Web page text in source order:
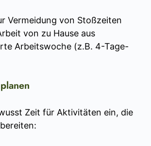
Vermeidung von Stoßzeiten
von zu Hause aus
Arbeitswoche (z.B. 4-Tage-
Zeit für Aktivitäten ein, die